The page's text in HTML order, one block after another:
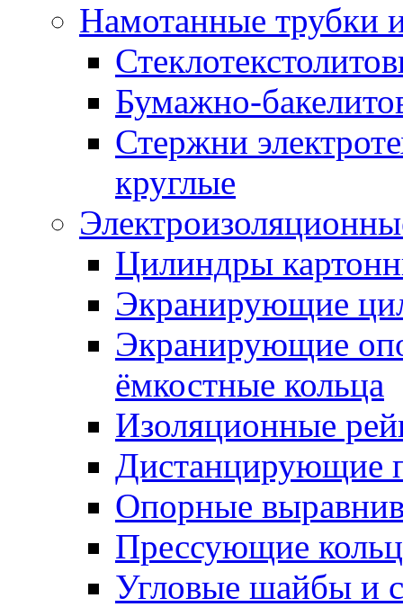
Намотанные трубки
Бумажно-
Стержни
круглые
Цилиндры
Экранирующие
Экранирующие
ёмкостные кольца
Изоляционные
Дистанцирующие
Опорные
Прессующие
Угловые шайбы и